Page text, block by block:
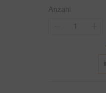
Anzahl